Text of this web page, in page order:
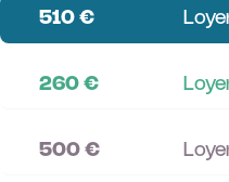
510 €
260 €
500 €